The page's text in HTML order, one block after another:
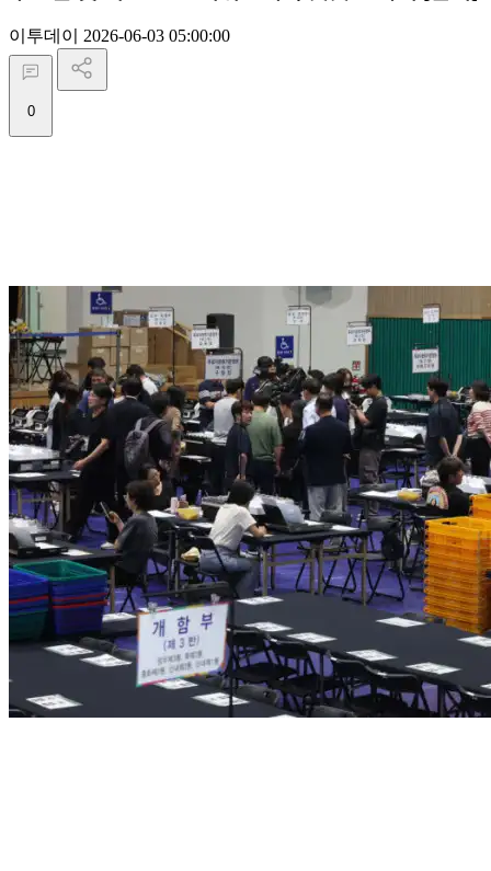
이투데이 2026-06-03 05:00:00
0